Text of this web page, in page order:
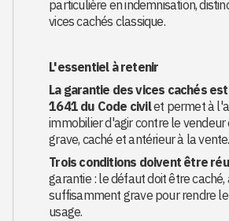
particulière en indemnisation,
vices cachés classique.
L'essentiel à retenir
La garantie des vices cachés
1641 du Code civilet permet à
immobilier d'agir contre le vendeur
grave, caché et antérieur à la vente.
Trois conditions doivent être
garantie : le défaut doit être
suffisamment grave pour rendre
usage.